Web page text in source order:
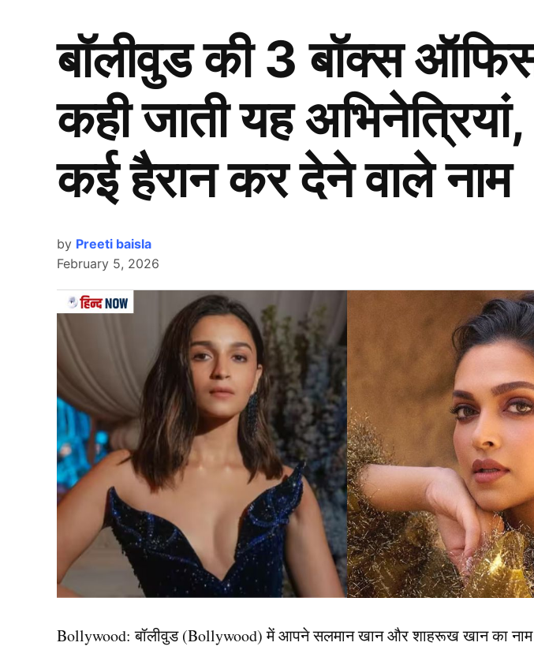
टीम इंडिया के कप्तान रोहित शर्मा जो की मुख्य रूप से मुंबई से हैं. उन्हें मुंबई का पसंदीदा
लगता है. जब भारत में इंडियन प्रीमियर लीग की शुरुआत होती है, उस दौरान रोहित
पसंदीदा भोजन का लुफ्त उठाते नजर आते हैं. उन्हें बड़ा पाव, पाव भाजी और समोसा पाव
कई बार मैदान पर खेलने के दौरान रोहित शर्मा के फिटनेस को लेकर लोग उनका मजाक
बीच में रोहित शर्मा का वजन काफी ज्यादा बढ़ गया था जिस कारण वह काफी ट्रोल
भोजन को खाना नहीं छोड़ेंगे. रोहित किसी भी सीरीज या टूर्नामेंट के लिए अगर विदेशी
बॉलीवुड की 3 बॉक्स
कही जाती यह
कई हैरान कर देने वाले नाम
by Preeti baisla
February 5, 2026
Bollywood:बॉलीवुड (Bollywood)में आपने सलमान खान और शाहरूख खान का नाम